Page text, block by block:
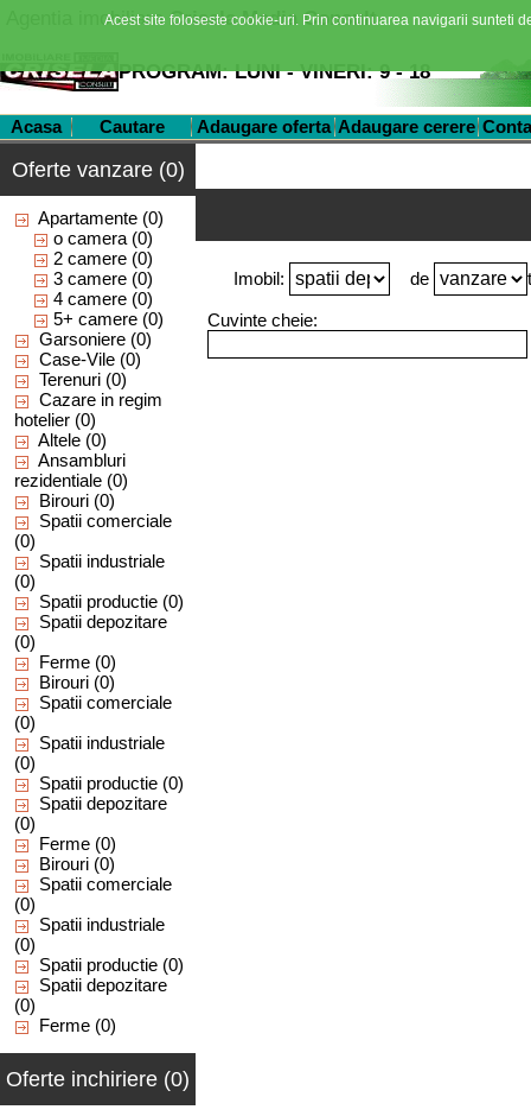
Agentia imobiliara Crisela Media Consult
PROGRAM: LUNI - VINERI: 9 - 18
Acasa Cautare Adaugare oferta Adaugare cerere
Oferte vanzare (0)
Apartamente (0)
o camera (0)
2 camere (0)
3 camere (0)
4 camere (0)
5+ camere (0)
Garsoniere (0)
Case-Vile (0)
Terenuri (0)
Cazare in regim
hotelier (0)
Altele (0)
Ansambluri
rezidentiale (0)
Birouri (0)
Spatii comerciale
(0)
Spatii industriale
(0)
Spatii productie (0)
Spatii depozitare
(0)
Ferme (0)
Birouri (0)
Spatii comerciale
(0)
Spatii industriale
(0)
Spatii productie (0)
Spatii depozitare
(0)
Ferme (0)
Birouri (0)
Spatii comerciale
(0)
Spatii industriale
(0)
Spatii productie (0)
Spatii depozitare
(0)
Ferme (0)
Oferte inchiriere (0)
Imobil: de
Cuvinte cheie:
Acest site foloseste cookie-uri. Prin continuarea navigarii sunteti